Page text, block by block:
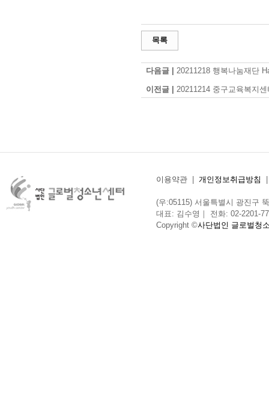
목록
다음글 | 20211218 행복나눔재단
이전글 | 20211214 중구교육복지
이용약관 개인정보취급방침
(우:05115) 서울특별시 광진구
대표: 김수영｜ 전화: 02-2201-
Copyright ©사단법인 글로벌청